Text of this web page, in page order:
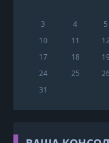
3
4 5
10
11 12
17
18 19
24
25 26
31